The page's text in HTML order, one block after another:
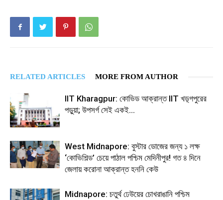
RELATED ARTICLES MORE FROM AUTHOR
IIT Kharagpur: কোভিড আক্রান্ত IIT খড়্গপুরের
পড়ুয়া; উপসর্গ সেই একই…
West Midnapore: বুস্টার ডোজের জন্য ১ লক্ষ
‘কোভিশিল্ড’ চেয়ে পাঠাল পশ্চিম মেদিনীপুর! গত ৪ দিনে
জেলায় করোনা আক্রান্ত হননি কেউ
Midnapore: চতুর্থ ঢেউয়ের চোখরাঙানি পশ্চিম